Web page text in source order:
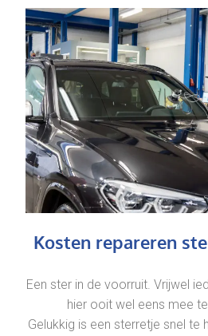
Kosten repareren
Een ster in de voorruit. Vrijwel
hier ooit wel eens mee
Gelukkig is een sterretje snel te